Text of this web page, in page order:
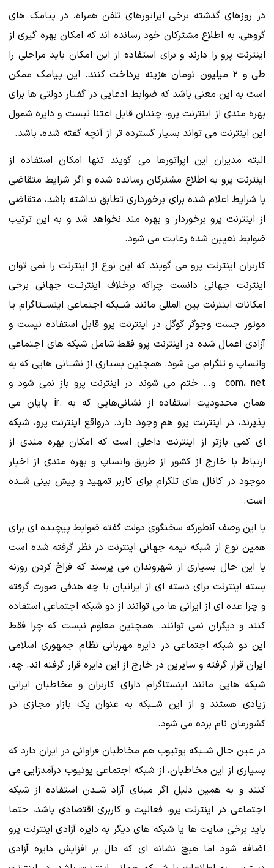
در روزهای گذشته برخی اپراتورهای تلفن همراه، در پیامک های
گروهی، به اطلاع مشترکان خود رسانده اند که امکان بهره گیری از
اینترنت پرو را دارند و برای استفاده از این امکان باید مراحلی را
طی و ۲ میلیون تومان هزینه پرداخت کنند. این پیامک ممکن
است به این معنی باشد که ضوابط ادعایی در گفتار دولتی ها برای
بهره مندی از اینترنت پرو، چندان قابل اعتنا نیست و دایره شمول
این اینترنت می تواند بسیار گسترده تر از آنچه گفته شده، باشد.
البته مدیران این اپراتورها می گویند تنها امکان استفاده از
اینترنت پرو به اطلاع مشترکان رسانده شده و اگر شرایط متقاضی
با شرایط اعلام شده برای برخورداری تطابق نداشته باشد، متقاضی
از اینترنت پرو برخوردار و بهره مند نخواهد شد و به این ترتیب
ضوابط تعیین شده رعایت می شود.
کاربران اینترنت پرو می گویند که این نوع از اینترنت را نمی توان
اینترنت جهانی دانست چراکه برخلاف اینترنــت جهانی برخی
امکانات اینترنت بین المللی مانند شــبکه اجتماعی اینســتاگرام یا
موتور جست وجوگر گوگل در اینترنت پرو قابل استفاده نیست و
آزادی اعمال شده در اینترنت پرو فقط شامل شبکه های اجتماعی
واتساپ و تلگرام می شود. همچنین بسیاری از نشــانی هایی که به
com، net و… ختم می شوند در اینترنت پرو باز نمی شود و
همان محدودیت استفاده از نشانی‌هایی که به .ir پایان می
پذیرند، در اینترنت پرو هم وجود دارد. درواقع اینترنت پرو، شبکه
ای کمی بازتر از اینترنت داخلی است که امکان بهره مندی از
ارتباط با خارج از کشور از طریق واتساپ و بهره مندی از اخبار
موجود در کانال های تلگرام برای کاربر تمهید و پیش بینی شــده
است.
با این وصف آنطورکه سخنگوی دولت گفته ضوابط پیچیده ای برای
همین نوع از شبکه نیمه جهانی اینترنت در نظر گرفته شده است
با این حال بسیاری از شهروندان می پرسند که فراخ کردن روزنه
بسته اینترنت برای دسته ای از ایرانیان با چه هدفی صورت گرفته
و چرا عده ای از ایرانی ها می توانند از دو شبکه اجتماعی استفاده
کنند و دیگران نمی توانند. همچنین معلوم نیست که چرا فقط
این دو شبکه اجتماعی در دایره مهربانی نظام جمهوری اسلامی
ایران قرار گرفته و سایرین در خارج از این دایره قرار گرفته اند. چه،
شبکه هایی مانند اینستاگرام دارای کاربران و مخاطبان ایرانی
زیادی هستند و از این شــبکه به عنوان یک بازار مجازی در
کشورمان نام برده می شود.
در عین حال شــبکه یوتیوب هم مخاطبان فراوانی در ایران دارد که
بسیاری از این مخاطبان، از شبکه اجتماعی یوتیوب درآمدزایی می
کنند و به همین دلیل اگر مبنای آزاد شــدن استفاده از شبکه
اجتماعی در اینترنت پرو، فعالیت و کاربری اقتصادی باشد، حتما
باید برخی سایت ها یا شبکه های دیگر به دایره آزادی اینترنت پرو
اضافه شود اما هیچ نشانه ای که دال بر افزایش دایره آزادی